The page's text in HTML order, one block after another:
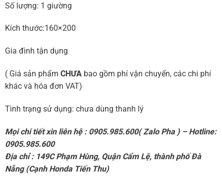
Số lượng: 1 giường
Kích thước:160×200
Gia đình tận dụng
( Giá sản phẩm CHƯAbao gồm phí vận chuyển, các chi phí
khác và hóa đơn VAT)
Tình trạng sử dụng: chưa dùng thanh lý
Mọi chi tiết xin liên hệ : 0905.985.600( Zalo Pha ) – Hotline:
0905.985.600
Địa chỉ : 149C Phạm Hùng, Quận Cẩm Lệ, thành phố Đà
Nẵng (Cạnh Honda Tiến Thu)